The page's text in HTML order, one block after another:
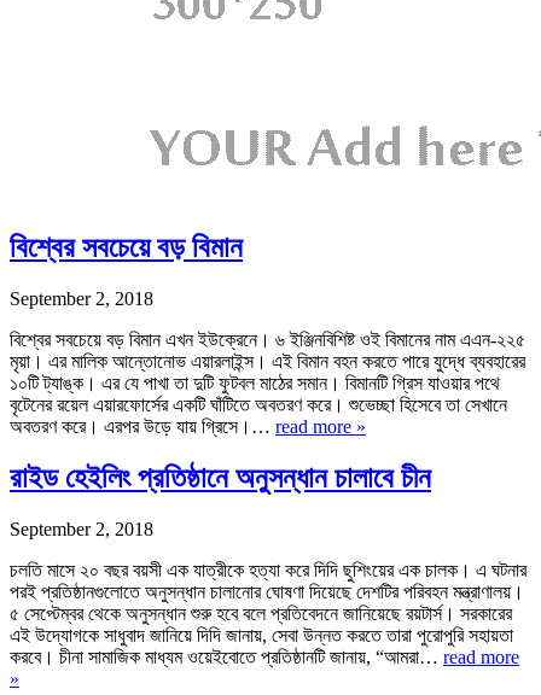
বিশ্বের সবচেয়ে বড় বিমান
September 2, 2018
বিশ্বের সবচেয়ে বড় বিমান এখন ইউক্রেনে। ৬ ইঞ্জিনবিশিষ্ট ওই বিমানের নাম এএন-২২৫
মৃয়া। এর মালিক আন্তোনোভ এয়ারলাইন্স। এই বিমান বহন করতে পারে যুদ্ধে ব্যবহারের
১০টি ট্যাঙ্ক। এর যে পাখা তা দুটি ফুটবল মাঠের সমান। বিমানটি গ্রিস যাওয়ার পথে
বৃটেনের রয়েল এয়ারফোর্সের একটি ঘাঁটিতে অবতরণ করে। শুভেচ্ছা হিসেবে তা সেখানে
অবতরণ করে। এরপর উড়ে যায় গ্রিসে।… read more »
রাইড হেইলিং প্রতিষ্ঠানে অনুসন্ধান চালাবে চীন
September 2, 2018
চলতি মাসে ২০ বছর বয়সী এক যাত্রীকে হত্যা করে দিদি ছুশিংয়ের এক চালক। এ ঘটনার
পরই প্রতিষ্ঠানগুলোতে অনুসন্ধান চালানোর ঘোষণা দিয়েছে দেশটির পরিবহন মন্ত্রাণালয়।
৫ সেপ্টেম্বর থেকে অনুসন্ধান শুরু হবে বলে প্রতিবেদনে জানিয়েছে রয়টার্স। সরকারের
এই উদ্যোগকে সাধুবাদ জানিয়ে দিদি জানায়, সেবা উন্নত করতে তারা পুরোপুরি সহায়তা
করবে। চীনা সামাজিক মাধ্যম ওয়েইবোতে প্রতিষ্ঠানটি জানায়, “আমরা… read more
»